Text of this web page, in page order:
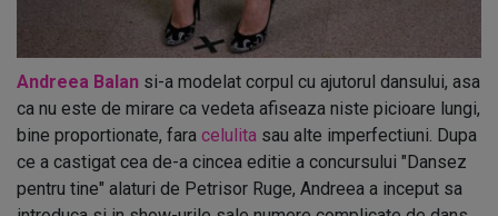
Andreea Balan si-a modelat corpul cu ajutorul dansului, asa
ca nu este de mirare ca vedeta afiseaza niste picioare lungi,
bine proportionate, fara celulita sau alte imperfectiuni. Dupa
ce a castigat cea de-a cincea editie a concursului "Dansez
pentru tine" alaturi de Petrisor Ruge, Andreea a inceput sa